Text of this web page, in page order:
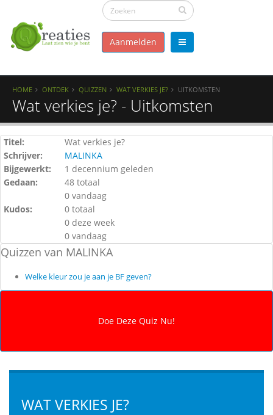
Aanmelden
HOME ONTDEK QUIZZEN WAT VERKIES JE? UITKOMSTEN
Wat verkies je? - Uitkomsten
Titel:
Wat verkies je?
Schrijver:
MALINKA
Bijgewerkt:
1 decennium geleden
Gedaan:
48 totaal
0 vandaag
Kudos:
0 totaal
0 deze week
0 vandaag
Quizzen van MALINKA
Welke kleur zou je aan je BF geven?
WAT VERKIES JE?